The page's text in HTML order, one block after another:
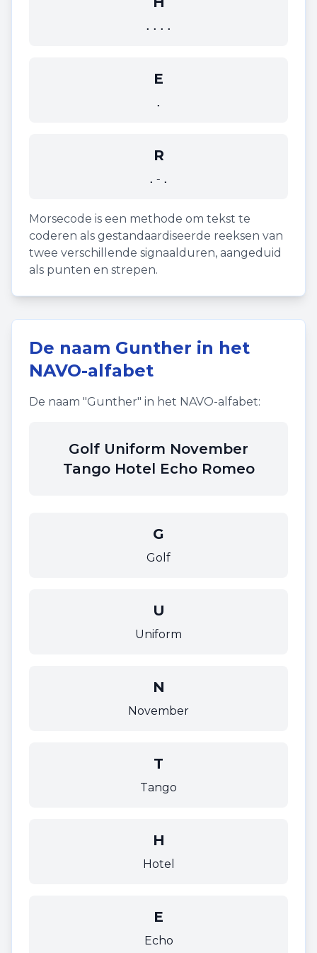
....
E
.
R
.-.
Morsecode is een methode om tekst te
coderen als gestandaardiseerde reeksen van
twee verschillende signaalduren, aangeduid
als punten en strepen.
De naam Gunther in het
NAVO-alfabet
De naam "Gunther" in het NAVO-alfabet:
Golf Uniform November
Tango Hotel Echo Romeo
G
Golf
U
Uniform
N
November
T
Tango
H
Hotel
E
Echo